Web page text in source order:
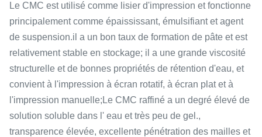
Le CMC est utilisé comme lisier d'impression et fonctionne
principalement comme épaississant, émulsifiant et agent
de suspension.il a un bon taux de formation de pâte et est
relativement stable en stockage; il a une grande viscosité
structurelle et de bonnes propriétés de rétention d'eau, et
convient à l'impression à écran rotatif, à écran plat et à
l'impression manuelle;Le CMC raffiné a un degré élevé de
solution soluble dans l' eau et très peu de gel.,
transparence élevée, excellente pénétration des mailles et